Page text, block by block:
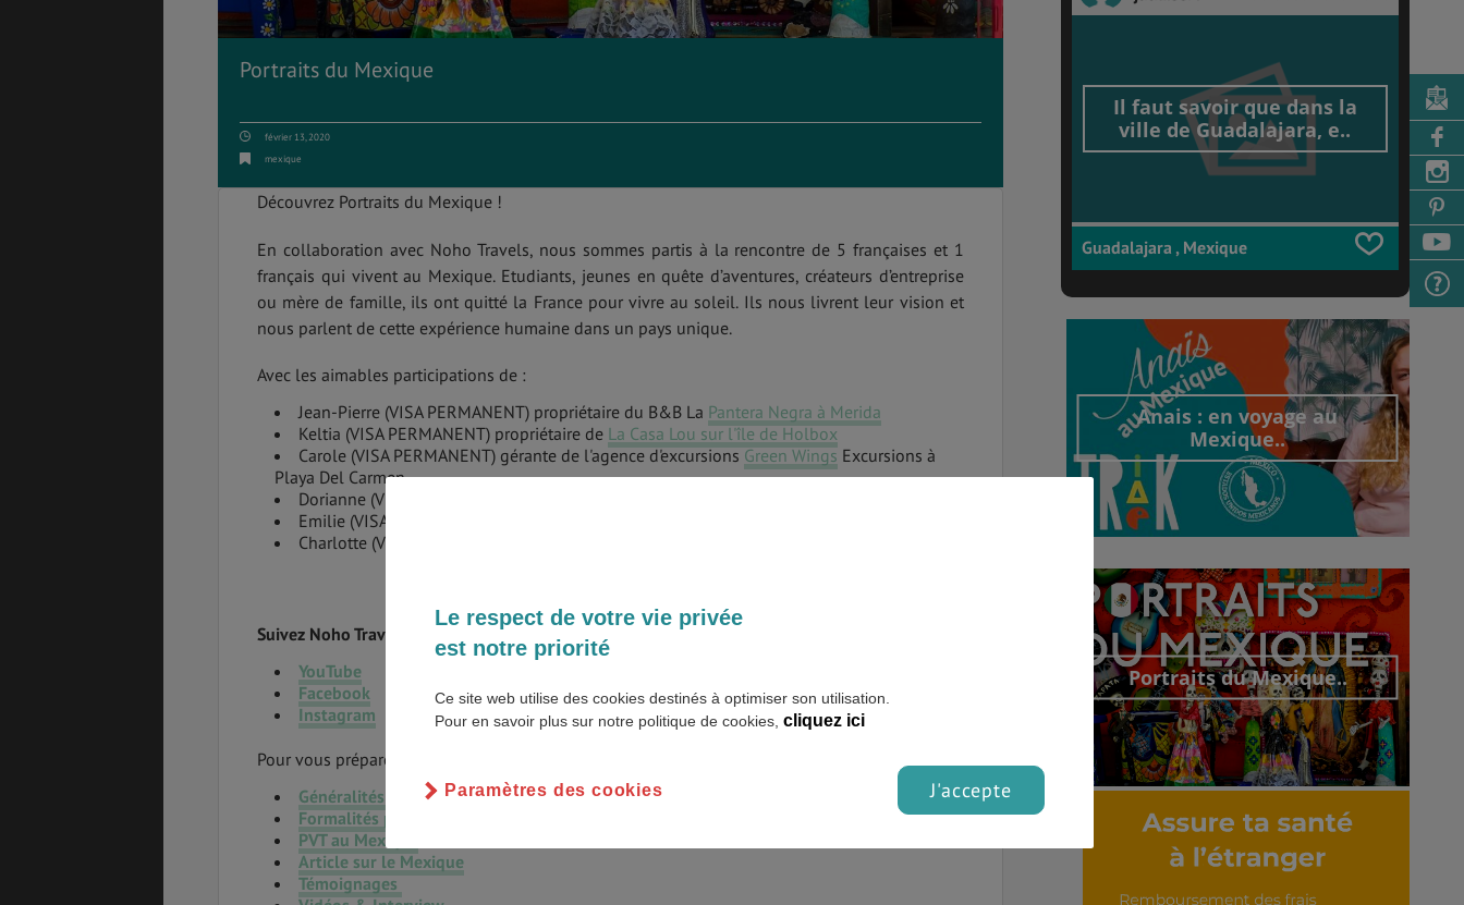
Portraits du Mexique
février 13, 2020
mexique
Découvrez Portraits du Mexique !
En collaboration avec Noho Travels, nous sommes partis à la rencontre de 5 françaises et 1
français qui vivent au Mexique. Etudiants, jeunes en quête d’aventures, créateurs d’entreprise
ou mère de famille, ils ont quitté la France pour vivre au soleil. Ils nous livrent leur vision et
nous parlent de cette expérience humaine dans un pays unique.
Avec les aimables participations de :
Jean-Pierre (VISA PERMANENT) propriétaire du B&B La Pantera Negra à Merida
Keltia (VISA PERMANENT) propriétaire de La Casa Lou sur l'île de Holbox
Carole (VISA PERMANENT) gérante de l'agence d'excursionsGreen Wings Excursions à
Playa Del Carmen
Dorianne (VISA ETUDIANT)
Emilie (VISA RAPPROCHEMENT FAMILIAL)
Charlotte (VISA PVT)
Suivez Noho Travels :
YouTube
Facebook
Instagram
Pour vous préparer pour un voyage au Mexique, retrouvez toute l'info sur Ready to Go :
Généralités sur le Mexique
Formalités pour partir au Mexique
PVT au Mexique
Article sur le Mexique
Témoignages
Il faut savoir que dans la
ville de Guadalajara, e..
Guadalajara , Mexique
Anais : en voyage au
Mexique..
Découvrir cet interview
Portraits du Mexique..
Le respect de votre vie privée
est notre priorité
Ce site web utilise des cookies destinés à optimiser son utilisation.
Pour en savoir plus sur notre politique de cookies, cliquez ici
J'accepte
Paramètres des cookies